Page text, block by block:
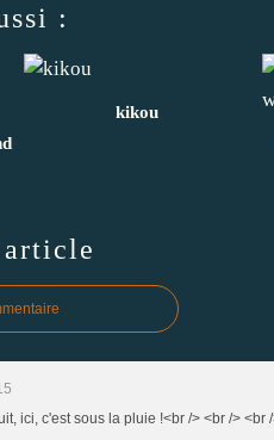
:
kikou
article
ici, c'est sous la pluie !<br /> <br /> <br